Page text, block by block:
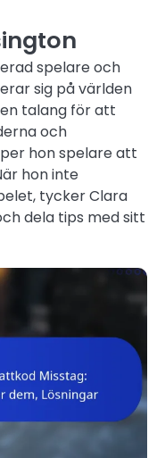
spelare och
sig på världen
en talang för att
och
hon spelare att
hon inte
tycker Clara
dela tips med sitt